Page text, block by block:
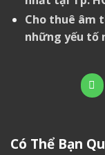
Cho thuê âm
những yếu tố
Có Thể Bạn